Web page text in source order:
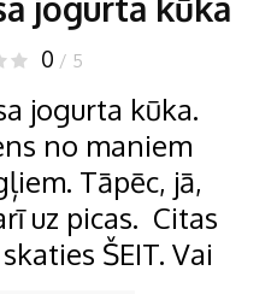
0 / 5
jogurta kūka.
no maniem
Tāpēc, jā,
uz picas. Citas
ŠEIT. Vai